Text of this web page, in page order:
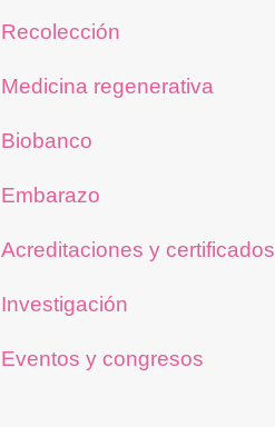
Recolección
Medicina regenerativa
Biobanco
Embarazo
Acreditaciones y certificados
Investigación
Eventos y congresos